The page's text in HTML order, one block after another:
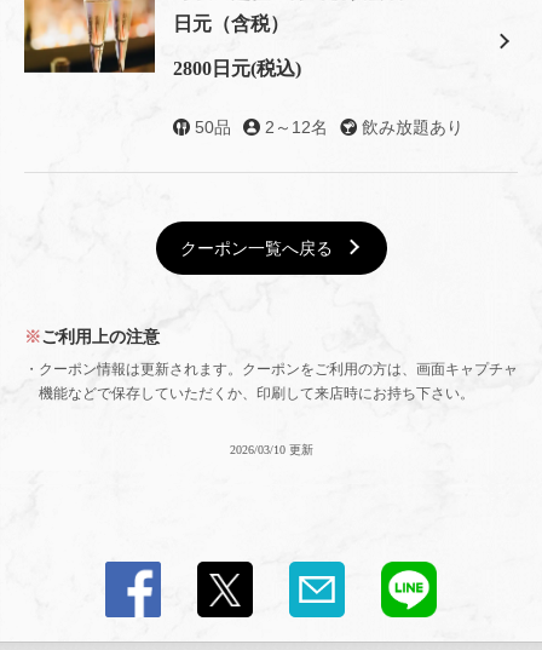
日元（含税）
2800日元(税込)
50品 2～12名 飲み放題あり
クーポン一覧へ戻る
ご利用上の注意
クーポン情報は更新されます。クーポンをご利用の方は、画面キャプチャ
機能などで保存していただくか、印刷して来店時にお持ち下さい。
2026/03/10 更新
この店舗情報をシェアする
フェ 三条河原町
京都府京都市中京区上大阪町５２１エンパイアビル１０階
https://acecafe.owst.jp/coupons/59547804
お店情報をコピー
閉じる